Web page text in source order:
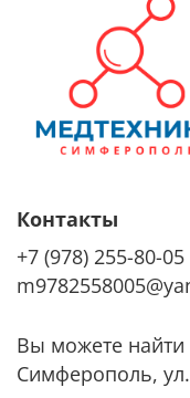
Контакты
+7 (978) 255-80-05
Вы можете найти
Симферополь,